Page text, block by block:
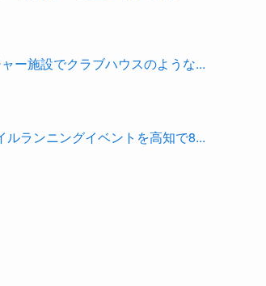
ー施設でクラブハウスのような...
ルランニングイベントを高知で8...